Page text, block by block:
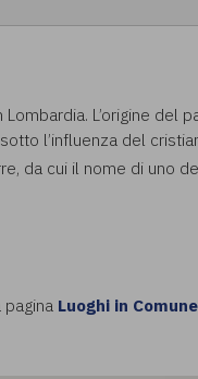
(e-learning)
in aula
in house
gratuito
L’origine del
l’influenza del
da cui il nome di uno
Luoghi in Comune